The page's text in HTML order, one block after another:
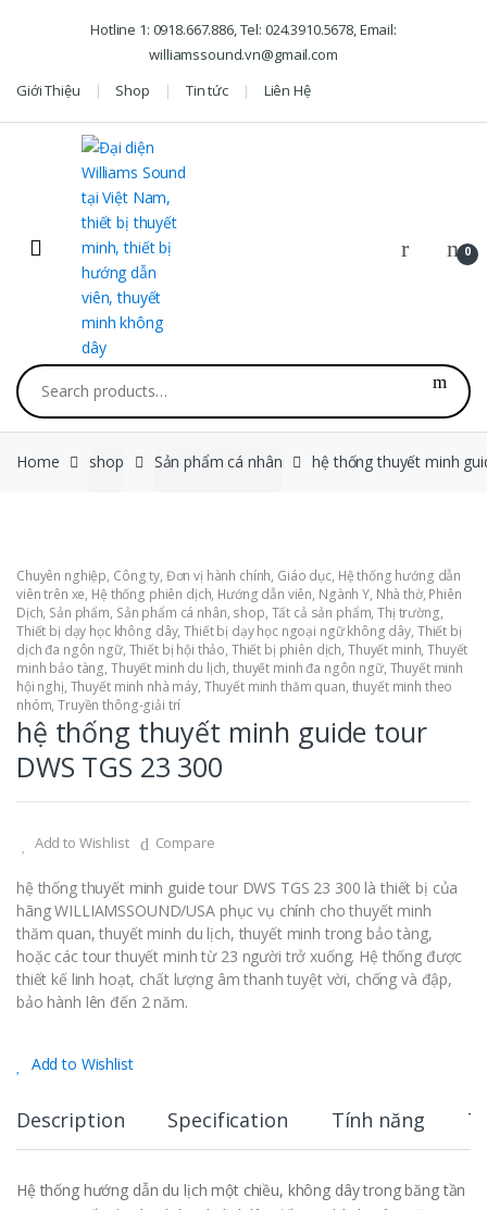
Hotline 1: 0918.667.886, Tel: 024.3910.5678, Email:
williamssound.vn@gmail.com
Giới Thiệu
Shop Tin tức Liên Hệ
0
Search for:
Home shop Sản phẩm cá nhân hệ thống thuyết minh
Chuyên nghiệp, Công ty, Đơn vị hành chính, Giáo dục, Hệ thống hướng dẫn
viên trên xe, Hệ thống phiên dịch, Hướng dẫn viên, Ngành Y, Nhà thờ, Phiên
Dịch, Sản phẩm, Sản phẩm cá nhân, shop, Tất cả sản phẩm,Thị trường,
Thiết bị dạy học không dây,Thiết bị dạy học ngoại ngữ không dây, Thiết bị
dịch đa ngôn ngữ, Thiết bị hội thảo, Thiết bị phiên dịch, Thuyết minh,Thuyết
minh bảo tàng, Thuyết minh du lịch, thuyết minh đa ngôn ngữ, Thuyết minh
hội nghị, Thuyết minh nhà máy, Thuyết minh thăm quan, thuyết minh theo
nhóm,Truyền thông-giải trí
hệ thống thuyết minh guide tour
DWS TGS 23 300
Add to Wishlist Compare
hệ thống thuyết minh guide tour DWS TGS 23 300 là thiết bị của
hãng WILLIAMSSOUND/USA phục vụ chính cho thuyết minh
thăm quan, thuyết minh du lịch, thuyết minh trong bảo tàng,
hoặc các tour thuyết minh từ 23 người trở xuống. Hệ thống được
thiết kế linh hoạt, chất lượng âm thanh tuyệt vời, chống và đập,
bảo hành lên đến 2 năm.
Add to Wishlist
Description Specification Tính năng
Hệ thống hướng dẫn du lịch một chiều, không dây trong băng tần